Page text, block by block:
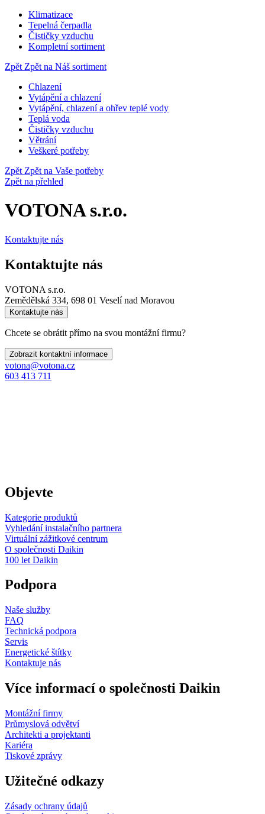
Klimatizace
Tepelná čerpadla
Čističky vzduchu
Kompletní sortiment
Zpět Zpět na Náš sortiment
Chlazení
Vytápění a chlazení
Vytápění, chlazení a ohřev teplé vody
Teplá voda
Čističky vzduchu
Větrání
Veškeré potřeby
Zpět Zpět na Vaše potřeby
Zpět na přehled
VOTONA s.r.o.
Kontaktujte nás
Kontaktujte nás
VOTONA s.r.o.
Zemědělská 334, 698 01 Veselí nad Moravou
Kontaktujte nás
Chcete se obrátit přímo na svou montážní firmu?
Zobrazit kontaktní informace
votona@votona.cz
603 413 711
Objevte
Kategorie produktů
Vyhledání instalačního partnera
Virtuální zážitkové centrum
O společnosti Daikin
100 let Daikin
Podpora
Naše služby
FAQ
Technická podpora
Servis
Energetické štítky
Kontaktuje nás
Více informací o společnosti Daikin
Montážní firmy
Průmyslová odvětví
Architekti a projektanti
Kariéra
Tiskové zprávy
Užitečné odkazy
Zásady ochrany údajů